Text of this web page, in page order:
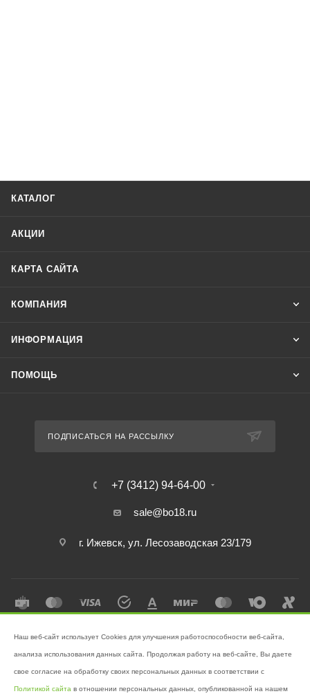
КАТАЛОГ
АКЦИИ
КАРТА САЙТА
КОМПАНИЯ
ИНФОРМАЦИЯ
ПОМОЩЬ
ПОДПИСАТЬСЯ НА РАССЫЛКУ
+7 (3412) 94-64-00
sale@bo18.ru
г. Ижевск, ул. Лесозаводская 23/179
поддержании чистоты!
Наш веб-сайт использует Cookies для улучшения работоспособности веб-сайта,
анализа использования данных сайта. Продолжая работу на веб-сайте, Вы даете
свое согласие на обработку своих персональных данных в соответствии с
Политикой сайта в отношении персональных данных, опубликованной на нашем